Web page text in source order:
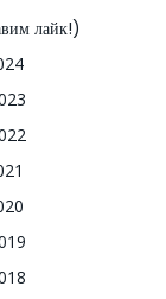
лайк!)